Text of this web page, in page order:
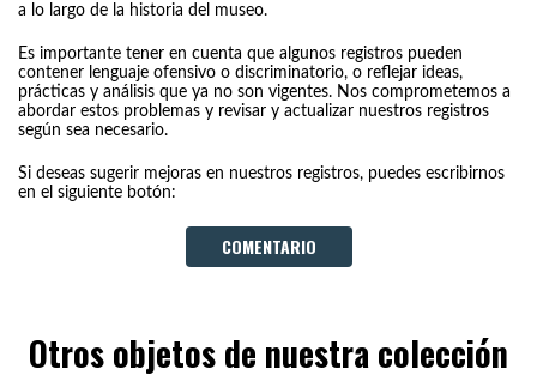
a lo largo de la historia del museo.
Es importante tener en cuenta que algunos registros pueden
contener lenguaje ofensivo o discriminatorio, o reflejar ideas,
prácticas y análisis que ya no son vigentes. Nos comprometemos a
abordar estos problemas y revisar y actualizar nuestros registros
según sea necesario.
Si deseas sugerir mejoras en nuestros registros, puedes escribirnos
en el siguiente botón:
COMENTARIO
Otros objetos de nuestra colección